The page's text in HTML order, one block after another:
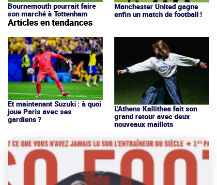
Bournemouth pourrait faire
son marché à Tottenham
Manchester United gagne
enfin un match de football !
Articles en tendances
Et maintenant Suzuki : à quoi
joue Paris avec ses
gardiens ?
L'Athens Kallithea fait son
grand retour avec deux
nouveaux maillots